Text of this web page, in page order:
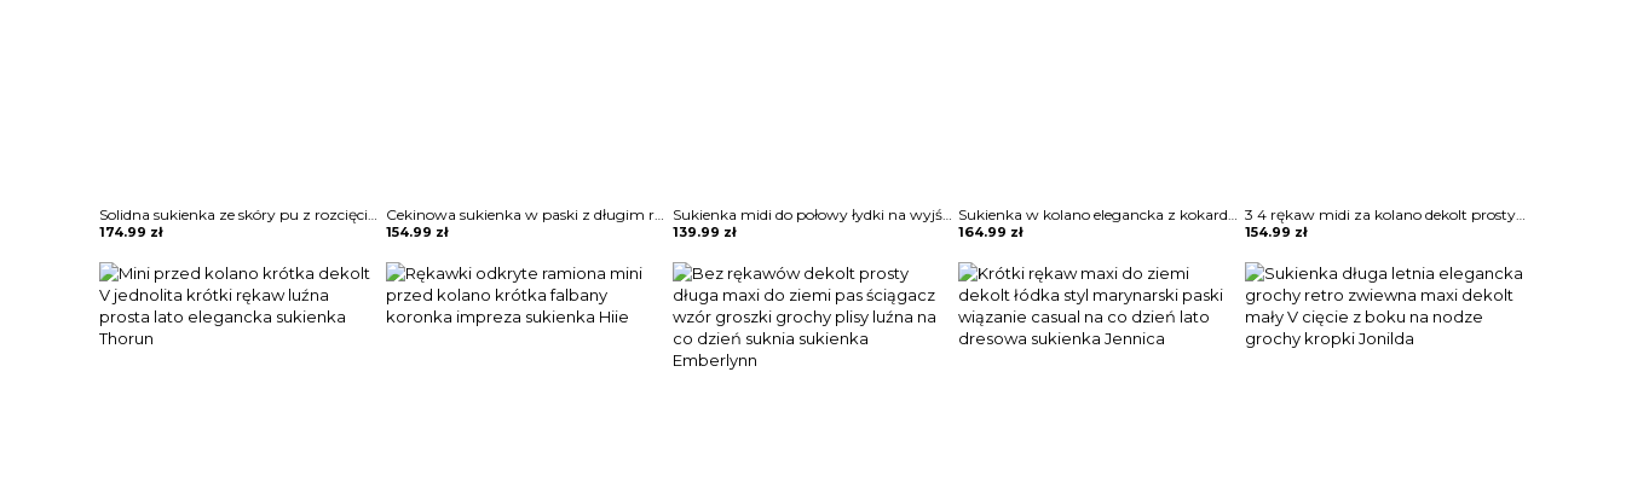
Solidna sukienka ze skóry pu z rozcięciami Hilga
174.99 zł
Cekinowa sukienka w paski z długim rękawem Teryl
154.99 zł
Sukienka midi do połowy łydki na wyjście elegancka zwiewna rozkloszowana krótkie rękawy Altrud
139.99 zł
Sukienka w kolano elegancka z kokardą w pasie wysoka talia delikatnie falowana rękawy opuszczone na ramiona Mirzeta
164.99 zł
3 4 rękaw midi za kolano dekolt prosty wzór kwiaty koronka wesele impreza sylwester sukienka Miens
154.99 zł